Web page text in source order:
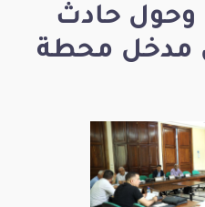
وحول حادث
مدخل محطة